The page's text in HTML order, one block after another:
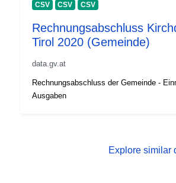
CSV CSV CSV
Rechnungsabschluss
Tirol 2020 (Gemeinde)
data.gv.at
Rechnungsabschluss der Gemeinde -
Ausgaben
Explore similar